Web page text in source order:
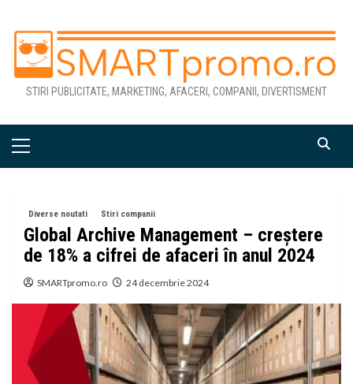
content
STIRI PUBLICITATE, MARKETING, AFACERI, COMPANII, DIVERTISMENT
Primary
Diverse noutati Stiri companii
Global Archive Management – creștere
de 18% a cifrei de afaceri în anul 2024
SMARTpromo.ro 24 decembrie 2024